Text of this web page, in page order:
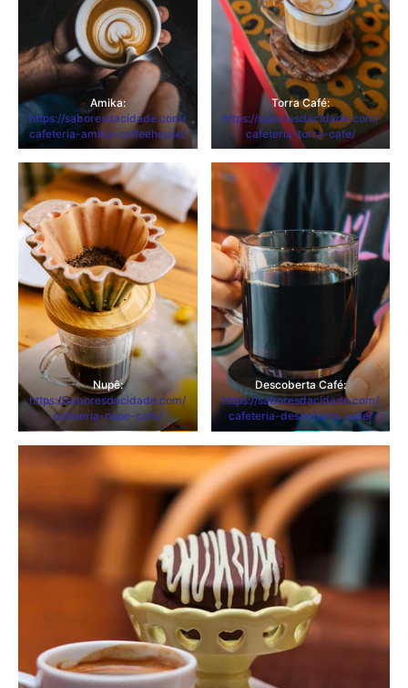
Amika:
https://saboresdacidade.com/
cafeteria-amika-coffeehouse/
Torra Café:
https://saboresdacidade.com/
cafeteria-torra-cafe/
Nupê:
https://saboresdacidade.com/
cafeteria-nupe-cafe/
Descoberta Café:
https://saboresdacidade.com/
cafeteria-descoberta-cafe/